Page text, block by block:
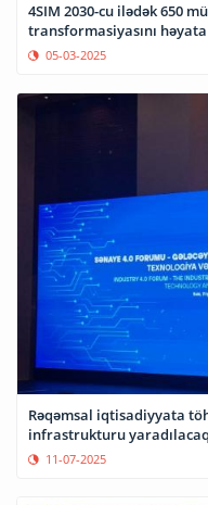
4SIM 2030-cu ilədək 650
transformasiyasını
05-03-2025
Rəqəmsal iqtisadiyyata
infrastrukturu yaradılacaq
11-07-2025